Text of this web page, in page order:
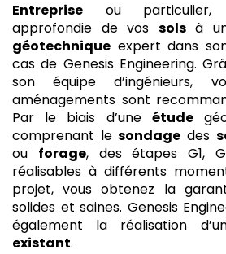
Entreprise ou particulier,
approfondie de vos solsà
géotechnique expert dans
cas de Genesis Engineering.
son équipe d’ingénieurs,
aménagements sont
Par le biais d’une étude
comprenant lesondage des
ou forage, des étapes G1,
réalisables à différents
projet, vous obtenez la
solides et saines. Genesis
également la réalisation
existant.